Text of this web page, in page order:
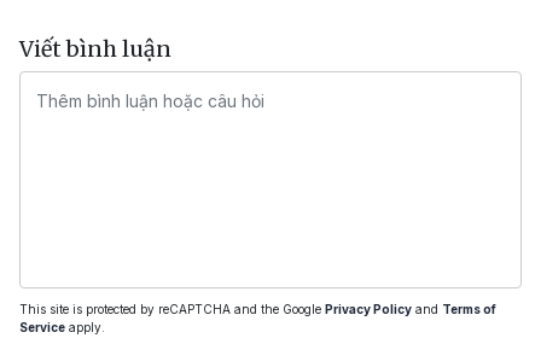
Viết bình luận
This site is protected by reCAPTCHA and the Google Privacy Policy and Terms of
Service apply.